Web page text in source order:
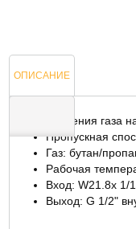
ОПИСАНИЕ
ОТЗЫВЫ
Давления газа
Пропускная
Газ: бутан/
Рабочая
Вход: W21.8x 1/
Выход: G 1/2"